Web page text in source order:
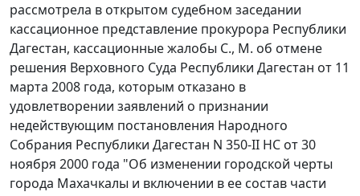
рассмотрела в открытом судебном заседании
кассационное представление прокурора Республики
Дагестан, кассационные жалобы С., М. об отмене
решения Верховного Суда Республики Дагестан от 11
марта 2008 года, которым отказано в
удовлетворении заявлений о признании
недействующим постановления Народного
Собрания Республики Дагестан N 350-II НС от 30
ноября 2000 года "Об изменении городской черты
города Махачкалы и включении в ее состав части